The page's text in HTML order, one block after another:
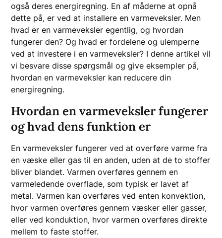
også deres energiregning. En af måderne at opnå
dette på, er ved at installere en varmeveksler. Men
hvad er en varmeveksler egentlig, og hvordan
fungerer den? Og hvad er fordelene og ulemperne
ved at investere i en varmeveksler? I denne artikel vil
vi besvare disse spørgsmål og give eksempler på,
hvordan en varmeveksler kan reducere din
energiregning.
Hvordan en varmeveksler fungerer
og hvad dens funktion er
En varmeveksler fungerer ved at overføre varme fra
en væske eller gas til en anden, uden at de to stoffer
bliver blandet. Varmen overføres gennem en
varmeledende overflade, som typisk er lavet af
metal. Varmen kan overføres ved enten konvektion,
hvor varmen overføres gennem væsker eller gasser,
eller ved konduktion, hvor varmen overføres direkte
mellem to faste stoffer.